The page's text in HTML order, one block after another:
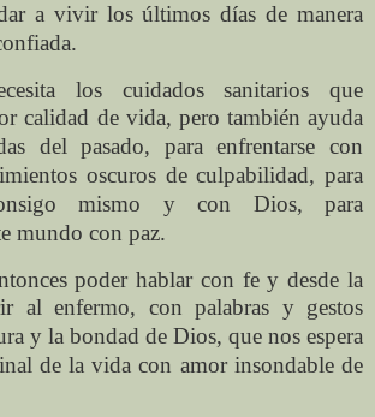
a vivir los últimos días de manera
los cuidados sanitarios que
calidad de vida, pero también ayuda
del pasado, para enfrentarse con
oscuros de culpabilidad, para
mismo y con Dios, para
mundo con paz.
poder hablar con fe y desde la
al enfermo, con palabras y gestos
y la bondad de Dios, que nos espera
de la vida con amor insondable de